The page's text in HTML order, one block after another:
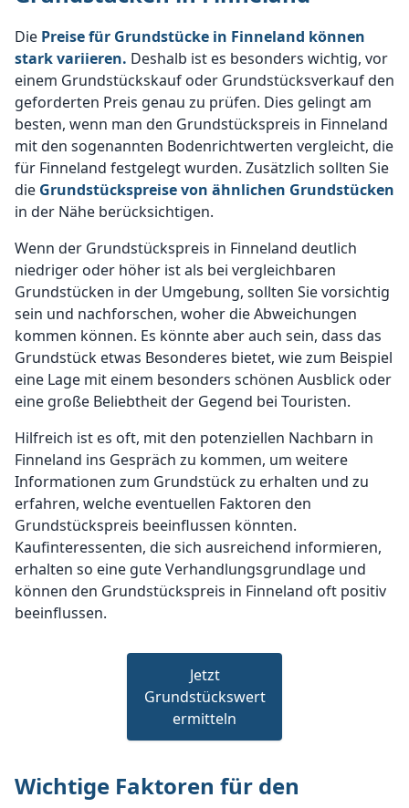
Die Preise für Grundstücke in Finneland können
stark variieren. Deshalb ist es besonders wichtig, vor
einem Grundstückskauf oder Grundstücksverkauf den
geforderten Preis genau zu prüfen. Dies gelingt am
besten, wenn man den Grundstückspreis in Finneland
mit den sogenannten Bodenrichtwerten vergleicht, die
für Finneland festgelegt wurden. Zusätzlich sollten Sie
die Grundstückspreise von ähnlichen Grundstücken
in der Nähe berücksichtigen.
Wenn der Grundstückspreis in Finneland deutlich
niedriger oder höher ist als bei vergleichbaren
Grundstücken in der Umgebung, sollten Sie vorsichtig
sein und nachforschen, woher die Abweichungen
kommen können. Es könnte aber auch sein, dass das
Grundstück etwas Besonderes bietet, wie zum Beispiel
eine Lage mit einem besonders schönen Ausblick oder
eine große Beliebtheit der Gegend bei Touristen.
Hilfreich ist es oft, mit den potenziellen Nachbarn in
Finneland ins Gespräch zu kommen, um weitere
Informationen zum Grundstück zu erhalten und zu
erfahren, welche eventuellen Faktoren den
Grundstückspreis beeinflussen könnten.
Kaufinteressenten, die sich ausreichend informieren,
erhalten so eine gute Verhandlungsgrundlage und
können den Grundstückspreis in Finneland oft positiv
beeinflussen.
Jetzt
Grundstückswert
ermitteln
Wichtige Faktoren für den